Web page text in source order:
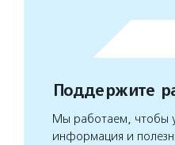
Поддержите
Мы работаем, чтобы
информация и